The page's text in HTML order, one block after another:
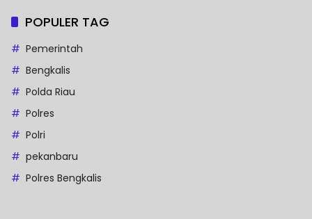
POPULER TAG
Pemerintah
Bengkalis
Polda Riau
Polres
Polri
pekanbaru
Polres Bengkalis